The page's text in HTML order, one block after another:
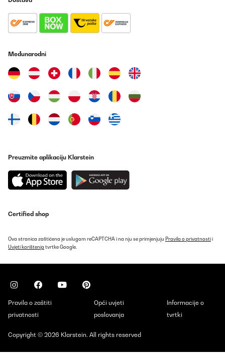
Međunarodni
Preuzmite aplikaciju Klarstein
Certified shop
Ova stranica zaštićena je uslugom reCAPTCHA i na nju se primjenjuju Pravila o privatnostii
Uvjeti korištenja tvrtke Google.
Pravila o zaštiti
privatnosti
Opći uvjeti
poslovanja
Informacije o
tvrtki
Copyright © 2026 Klarstein. All rights reserved